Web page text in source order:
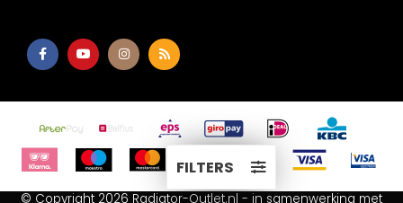
© Copyright 2026 Radiator-Outlet.nl - in samenwerking met
FILTERS